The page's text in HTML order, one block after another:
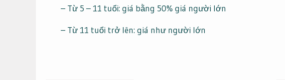
– Từ 5 – 11 tuổi: giá bằng 50% giá người lớn
– Từ 11 tuổi trở lên: giá như người lớn